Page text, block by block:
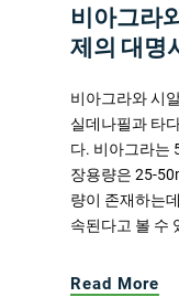
비아그라
제의 대명
비아그라와 시
실데나필과 타
다. 비아그라는
장용량은 25-
량이 존재하는
속된다고 볼 수
Read More